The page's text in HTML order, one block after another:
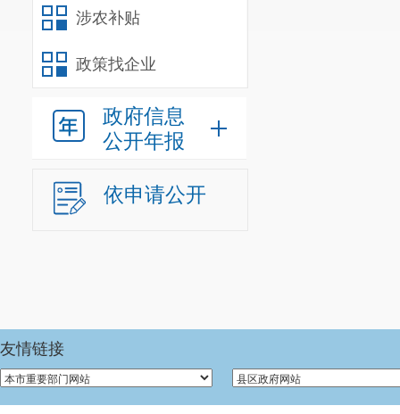
涉农补贴
政策找企业
政府信息
公开年报
依申请公开
负责农机技术
术的推广、试
友情链接